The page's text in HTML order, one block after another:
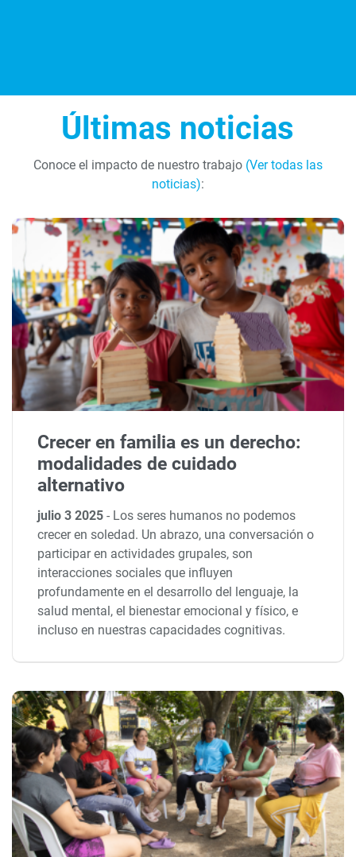
Últimas noticias
Conoce el impacto de nuestro trabajo(Ver todas las
noticias):
Crecer en familia es un derecho:
modalidades de cuidado
alternativo
julio 3 2025- Los seres humanos no podemos
crecer en soledad. Un abrazo, una conversación o
participar en actividades grupales, son
interacciones sociales que influyen
profundamente en el desarrollo del lenguaje, la
salud mental, el bienestar emocional y físico, e
incluso en nuestras capacidades cognitivas.